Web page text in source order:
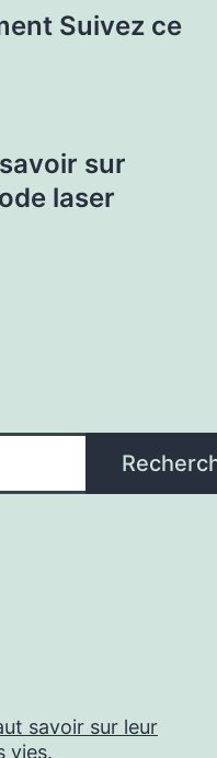
Suivez ce
sur
laser
savoir sur leur
vies.